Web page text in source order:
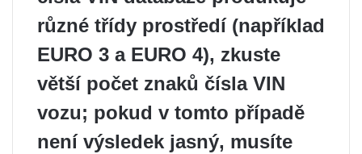
různé třídy prostředí (například
EURO 3 a EURO 4), zkuste
větší počet znaků čísla VIN
vozu; pokud v tomto případě
není výsledek jasný, musíte